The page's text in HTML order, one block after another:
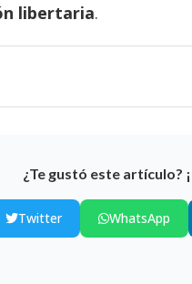
libertaria.
¿Te gustó este artículo?
Twitter WhatsApp